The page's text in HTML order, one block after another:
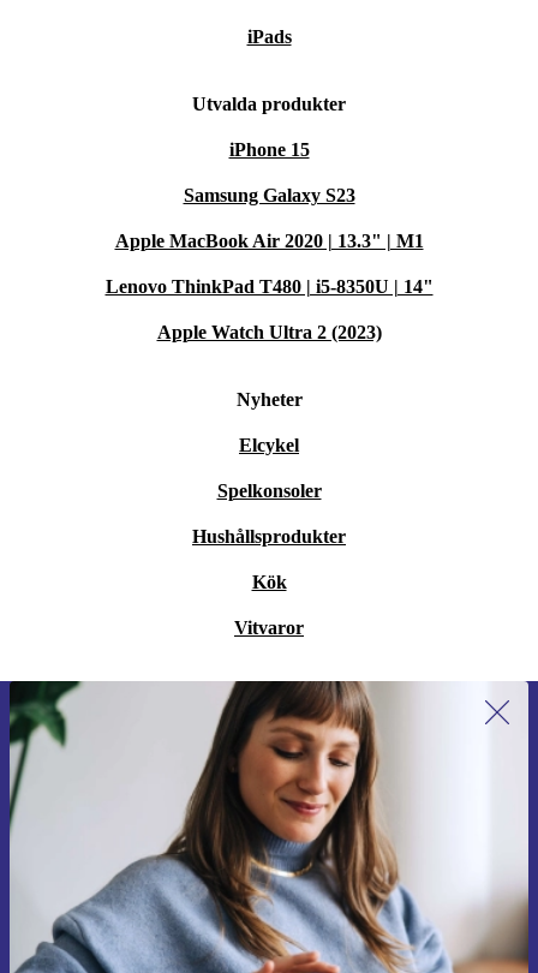
iPads
Utvalda produkter
iPhone 15
Samsung Galaxy S23
Apple MacBook Air 2020 | 13.3" | M1
Lenovo ThinkPad T480 | i5-8350U | 14"
Apple Watch Ultra 2 (2023)
Nyheter
Elcykel
Spelkonsoler
Hushållsprodukter
Kök
Vitvaror
Anmäl dig till vårt nyhetsbrev för
första gången och spara 200 kr!
Missa aldrig ett erbjudande igen.
Begär kupong
Information om användningen av personuppgifter finns i vår